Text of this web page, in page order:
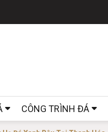
CÔNG TRÌNH ĐÁ